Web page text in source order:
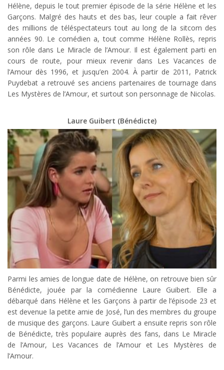
Hélène, depuis le tout premier épisode de la série Hélène et les
Garçons. Malgré des hauts et des bas, leur couple a fait rêver
des millions de téléspectateurs tout au long de la sitcom des
années 90. Le comédien a, tout comme Hélène Rollès, repris
son rôle dans Le Miracle de l’Amour. Il est également parti en
cours de route, pour mieux revenir dans Les Vacances de
l’Amour dès 1996, et jusqu’en 2004. À partir de 2011, Patrick
Puydebat a retrouvé ses anciens partenaires de tournage dans
Les Mystères de l’Amour, et surtout son personnage de Nicolas.
Laure Guibert (Bénédicte)
Parmi les amies de longue date de Hélène, on retrouve bien sûr
Bénédicte, jouée par la comédienne Laure Guibert. Elle a
débarqué dans Hélène et les Garçons à partir de l’épisode 23 et
est devenue la petite amie de José, l’un des membres du groupe
de musique des garçons. Laure Guibert a ensuite repris son rôle
de Bénédicte, très populaire auprès des fans, dans Le Miracle
de l’Amour, Les Vacances de l’Amour et Les Mystères de
l’Amour.